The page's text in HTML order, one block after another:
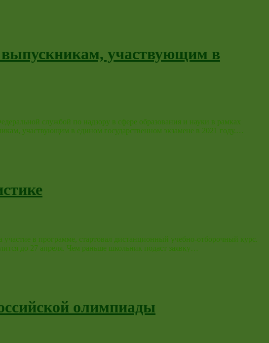
участвующим в
службой по надзору в сфере образования и науки в рамках
участвующим в едином государственном экзамене в 2021 году.…
в программе, стартовал дистанционный учебно-отборочный курс.
до 27 апреля. Чем раньше школьник подаст заявку…
олимпиады